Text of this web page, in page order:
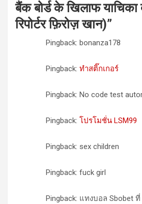
बैंक बोर्ड के खिलाफ
रिपोर्टर फ़िरोज़ खान)”
Pingback: bonanza178
Pingback: ทำสติ๊กเกอร์
Pingback: No code test
Pingback: โปรโมชั่น LSM99
Pingback: sex children
Pingback: fuck girl
Pingback: แทงบอล Sbobet